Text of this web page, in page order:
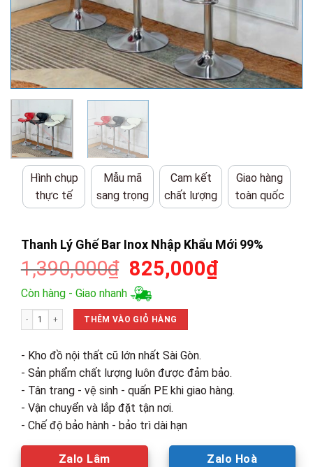
Hình chụp
thực tế
Mẫu mã
sang trọng
Cam kết
chất lượng
Giao hàng
toàn quốc
Thanh Lý Ghế Bar Inox Nhập Khẩu Mới 99%
1,390,000₫ Giá
gốc
là:
1,390,000₫.
825,000₫Giá
Còn hàng - Giao nhanh
Thanh Lý Ghế Bar Inox Nhập Khẩu Mới 99% số lượng
THÊM VÀO GIỎ HÀNG
- Kho đồ nội thất cũ lớn nhất Sài Gòn.
- Sản phẩm chất lượng luôn được đảm bảo.
- Tân trang - vệ sinh - quấn PE khi giao hàng.
- Vận chuyển và lắp đặt tận nơi.
- Chế độ bảo hành - bảo trì dài hạn
Zalo Lâm Zalo Hoà